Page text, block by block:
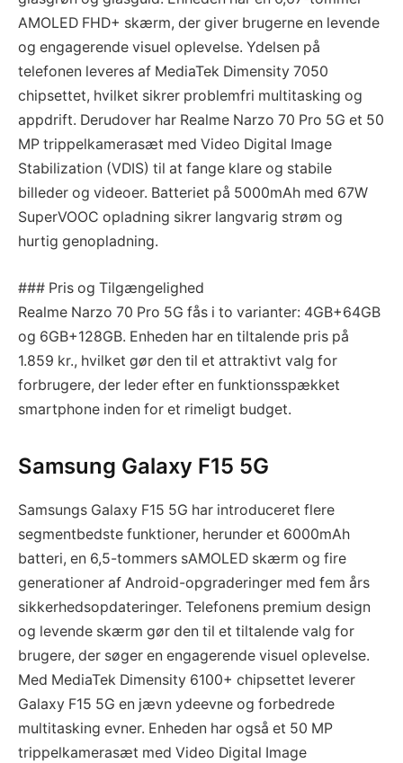
AMOLED FHD+ skærm, der giver brugerne en levende
og engagerende visuel oplevelse. Ydelsen på
telefonen leveres af MediaTek Dimensity 7050
chipsettet, hvilket sikrer problemfri multitasking og
appdrift. Derudover har Realme Narzo 70 Pro 5G et 50
MP trippelkamerasæt med Video Digital Image
Stabilization (VDIS) til at fange klare og stabile
billeder og videoer. Batteriet på 5000mAh med 67W
SuperVOOC opladning sikrer langvarig strøm og
hurtig genopladning.
### Pris og Tilgængelighed
Realme Narzo 70 Pro 5G fås i to varianter: 4GB+64GB
og 6GB+128GB. Enheden har en tiltalende pris på
1.859 kr., hvilket gør den til et attraktivt valg for
forbrugere, der leder efter en funktionsspækket
smartphone inden for et rimeligt budget.
Samsung Galaxy F15 5G
Samsungs Galaxy F15 5G har introduceret flere
segmentbedste funktioner, herunder et 6000mAh
batteri, en 6,5-tommers sAMOLED skærm og fire
generationer af Android-opgraderinger med fem års
sikkerhedsopdateringer. Telefonens premium design
og levende skærm gør den til et tiltalende valg for
brugere, der søger en engagerende visuel oplevelse.
Med MediaTek Dimensity 6100+ chipsettet leverer
Galaxy F15 5G en jævn ydeevne og forbedrede
multitasking evner. Enheden har også et 50 MP
trippelkamerasæt med Video Digital Image